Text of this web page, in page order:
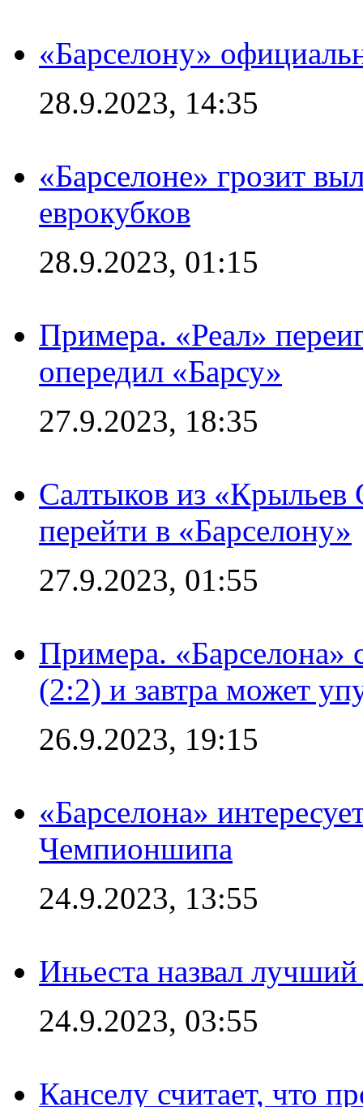
«Барселону»
28.9.2023, 14:35
«Барселоне» грозит
еврокубков
28.9.2023, 01:15
Примера. «Реал»
опередил «Барсу»
27.9.2023, 18:35
Салтыков из «Крыльев
перейти в «Барселону»
27.9.2023, 01:55
Примера. «Барселона»
(2:2) и завтра может
26.9.2023, 19:15
«Барселона»
Чемпионшипа
24.9.2023, 13:55
Иньеста назвал
24.9.2023, 03:55
Канселу считает, что